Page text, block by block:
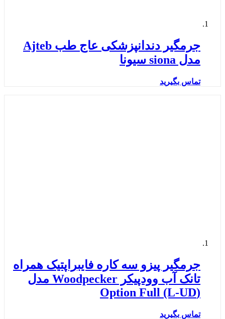
جرمگیر دندانپزشکی عاج طب Ajteb
مدل siona سیونا
تماس بگیرید
جرمگیر پیزو سه کاره فایبراپتیک همراه
تانک آب وودپیکر Woodpecker مدل
(Option Full (L-UD
تماس بگیرید